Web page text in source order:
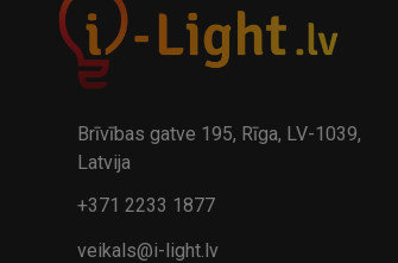
32.95€
Brīvības gatve 195, Rīga, LV-1039,
Latvija
+371 2233 1877
veikals@i-light.lv